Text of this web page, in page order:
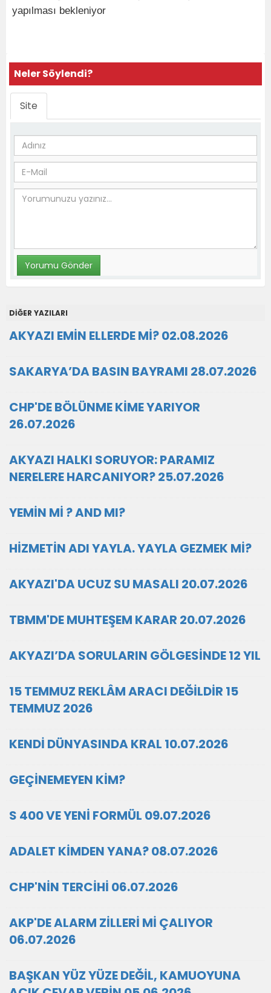
yapılması bekleniyor
Neler Söylendi?
Site
DİĞER YAZILARI
AKYAZI EMİN ELLERDE Mİ? 02.08.2026
SAKARYA’DA BASIN BAYRAMI 28.07.2026
CHP'DE BÖLÜNME KİME YARIYOR
26.07.2026
AKYAZI HALKI SORUYOR: PARAMIZ
NERELERE HARCANIYOR? 25.07.2026
YEMİN Mİ ? AND MI?
HİZMETİN ADI YAYLA. YAYLA GEZMEK Mİ?
AKYAZI'DA UCUZ SU MASALI 20.07.2026
TBMM'DE MUHTEŞEM KARAR 20.07.2026
AKYAZI’DA SORULARIN GÖLGESİNDE 12 YIL
15 TEMMUZ REKLÂM ARACI DEĞİLDİR 15
TEMMUZ 2026
KENDİ DÜNYASINDA KRAL 10.07.2026
GEÇİNEMEYEN KİM?
S 400 VE YENİ FORMÜL 09.07.2026
ADALET KİMDEN YANA? 08.07.2026
CHP'NİN TERCİHİ 06.07.2026
AKP'DE ALARM ZİLLERİ Mİ ÇALIYOR
06.07.2026
BAŞKAN YÜZ YÜZE DEĞİL, KAMUOYUNA